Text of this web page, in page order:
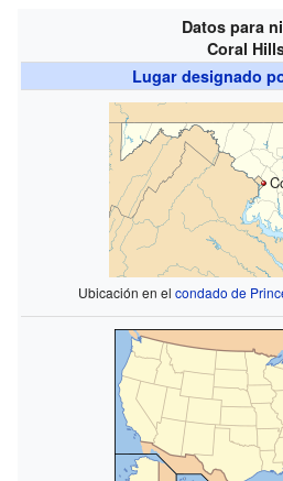
Datos para
Coral
Lugar designado
Ubicación en el condado de